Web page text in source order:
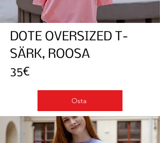
DOTE OVERSIZED T-
SÄRK, ROOSA
35€
Osta